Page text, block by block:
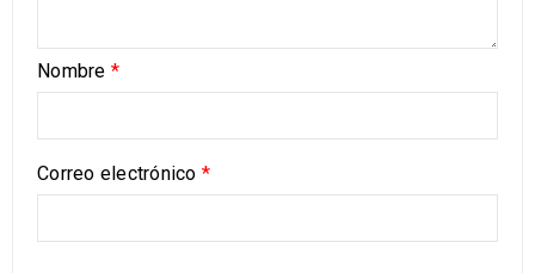
Nombre *
Correo electrónico *